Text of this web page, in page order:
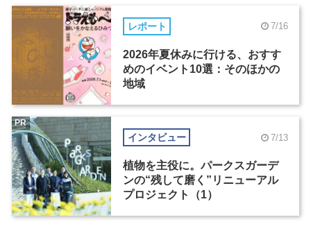
レポート 7/16
2026年夏休みに行ける、おすす
めのイベント10選：そのほかの
地域
インタビュー 7/13
植物を主役に。パークスガーデ
ンの“残して磨く”リニューアル
プロジェクト（1）
PR